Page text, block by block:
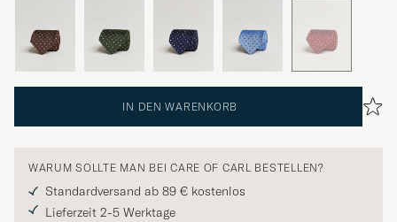
IN DEN WARENKORB
WARUM SOLLTE MAN BEI CARE OF CARL BESTELLEN?
Standardversand ab 89 € kostenlos
Lieferzeit 2-5 Werktage